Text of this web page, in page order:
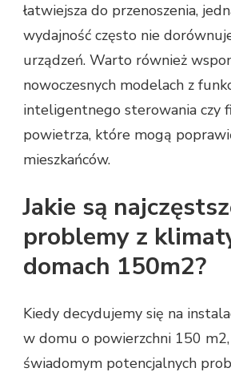
łatwiejsza do przenoszenia,
wydajność często nie
urządzeń. Warto również
nowoczesnych modelach z
inteligentnego sterowania czy
powietrza, które mogą
mieszkańców.
Jakie są
problemy z
domach 150m2?
Kiedy decydujemy się na
w domu o powierzchni 150
świadomym potencjalnych